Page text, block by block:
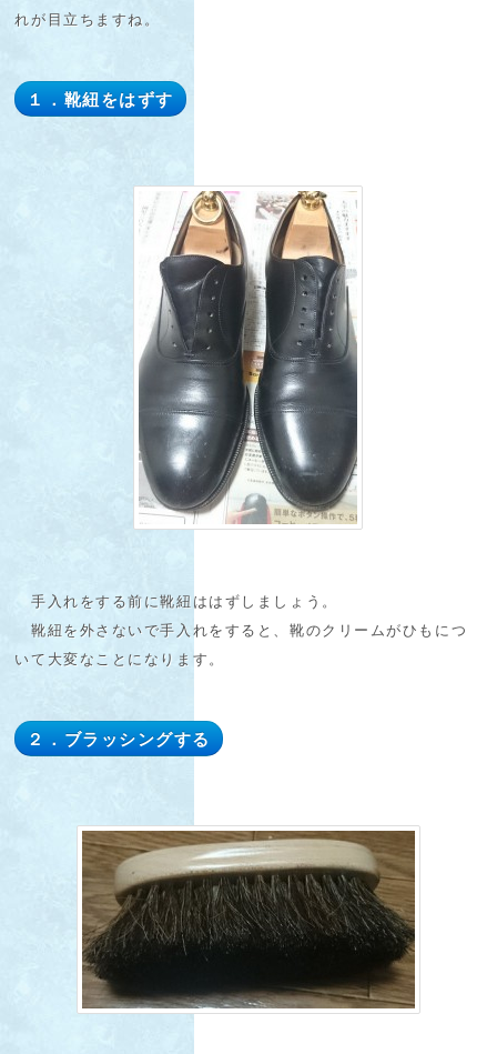
れが目立ちますね。
１．靴紐をはずす
手入れをする前に靴紐ははずしましょう。
靴紐を外さないで手入れをすると、靴のクリームがひもにつ
いて大変なことになります。
２．ブラッシングする